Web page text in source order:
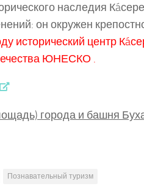
наследия
он окружен
исторический центр
ЮНЕСКО .
города и башня
Познавательный туризм